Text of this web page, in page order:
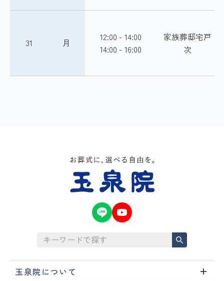
31 月
12:00 - 14:00
14:00 - 16:00
家族葬邸宅戸
次
玉泉院について